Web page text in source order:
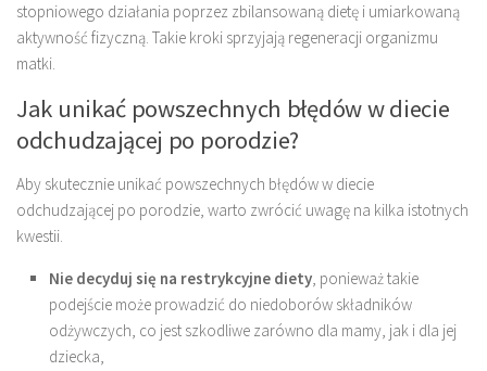
stopniowego działania poprzez zbilansowaną dietę i umiarkowaną
aktywność fizyczną. Takie kroki sprzyjają regeneracji organizmu
matki.
Jak unikać powszechnych błędów w diecie
odchudzającej po porodzie?
Aby skutecznie unikać powszechnych błędów w diecie
odchudzającej po porodzie, warto zwrócić uwagę na kilka istotnych
kwestii.
Nie decyduj się na restrykcyjne diety, ponieważ takie
podejście może prowadzić do niedoborów składników
odżywczych, co jest szkodliwe zarówno dla mamy, jak i dla jej
dziecka,